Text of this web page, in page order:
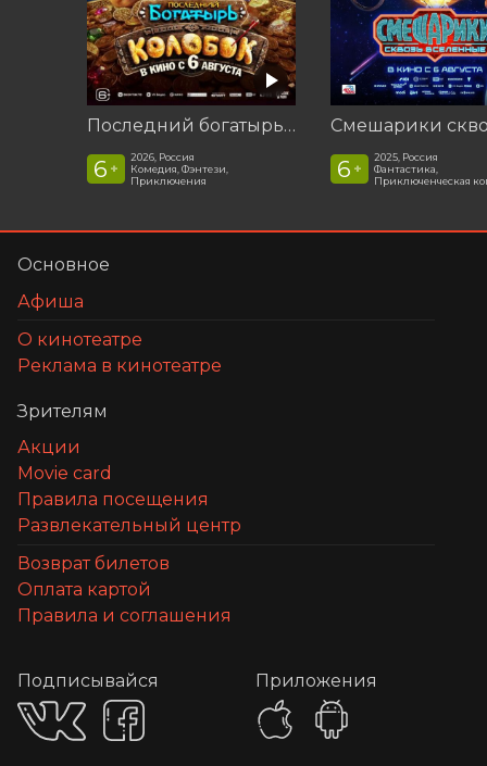
Последний богатырь. Колобок
6 +
2026, Россия
Комедия, Фэнтези,
Приключения
6 +
2025, Россия
Фантастика,
Приключенческая
Основное
Афиша
О кинотеатре
Реклама в кинотеатре
Зрителям
Акции
Movie card
Правила посещения
Развлекательный центр
Возврат билетов
Оплата картой
Правила и соглашения
Подписывайся Приложения